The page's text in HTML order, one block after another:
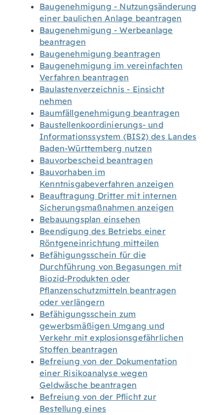
Baugenehmigung - Nutzungsänderung
einer baulichen Anlage beantragen
Baugenehmigung - Werbeanlage
beantragen
Baugenehmigung beantragen
Baugenehmigung im vereinfachten
Verfahren beantragen
Baulastenverzeichnis - Einsicht
nehmen
Baumfällgenehmigung beantragen
Baustellenkoordinierungs- und
Informationssystem (BIS2) des Landes
Baden-Württemberg nutzen
Bauvorbescheid beantragen
Bauvorhaben im
Kenntnisgabeverfahren anzeigen
Beauftragung Dritter mit internen
Sicherungsmaßnahmen anzeigen
Bebauungsplan einsehen
Beendigung des Betriebs einer
Röntgeneinrichtung mitteilen
Befähigungsschein für die
Durchführung von Begasungen mit
Biozid-Produkten oder
Pflanzenschutzmitteln beantragen
oder verlängern
Befähigungsschein zum
gewerbsmäßigen Umgang und
Verkehr mit explosionsgefährlichen
Stoffen beantragen
Befreiung von der Dokumentation
einer Risikoanalyse wegen
Geldwäsche beantragen
Befreiung von der Pflicht zur
Bestellung eines